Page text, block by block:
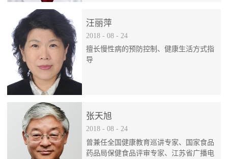
汪丽萍
2018 - 08 - 24
擅长慢性病的预防控制、健康生活方式指
导
张天旭
2018 - 08 - 24
曾兼任全国健康教育巡讲专家、国家食品
药品局保健食品评审专家、江苏省广播电